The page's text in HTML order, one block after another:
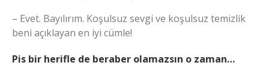
– Evet. Bayılırım. Koşulsuz sevgi ve koşulsuz temizlik
beni açıklayan en iyi cümle!
Pis bir herifle de beraber olamazsın o zaman…